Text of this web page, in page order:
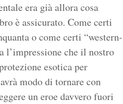
era già allora cosa
è assicurato. Come certi
o come certi “western-
l’impressione che il nostro
esotica per
modo di tornare con
un eroe davvero fuori